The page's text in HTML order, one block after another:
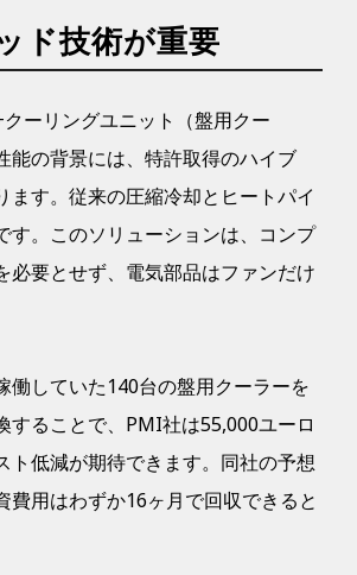
ド技術が重要
ーリングユニット（盤用クー
能の背景には、特許取得のハイブ
ます。従来の圧縮冷却とヒートパイ
す。このソリューションは、コンプ
必要とせず、電気部品はファンだけ
働していた140台の盤用クーラーを
することで、PMI社は55,000ユーロ
ト低減が期待できます。同社の予想
費用はわずか16ヶ月で回収できると